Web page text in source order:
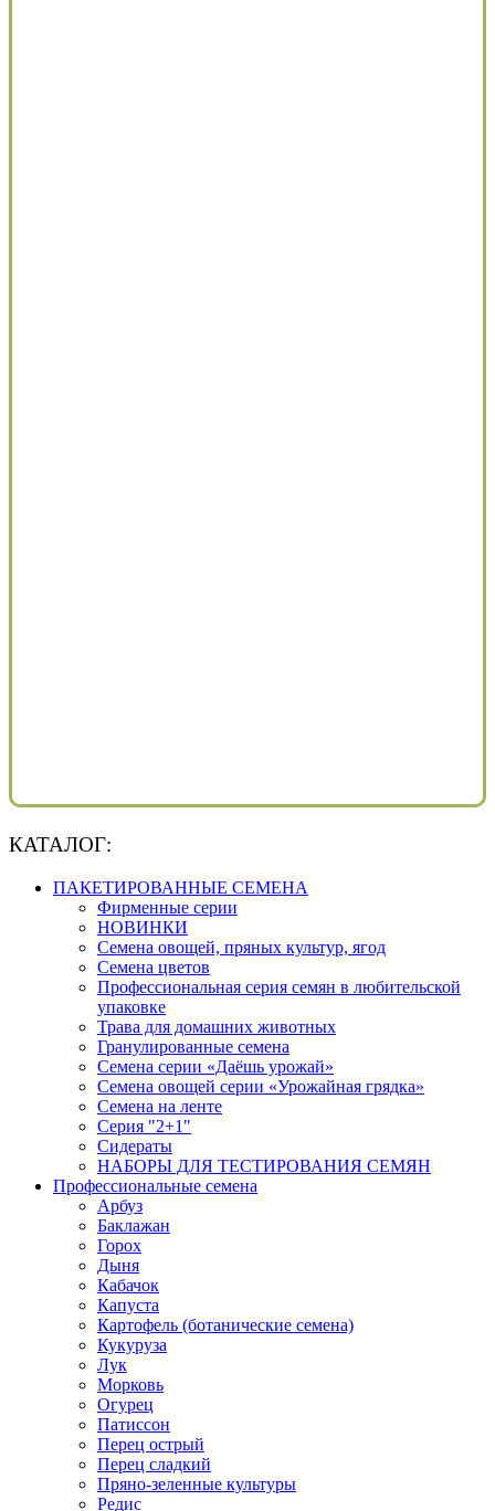
КАТАЛОГ:
ПАКЕТИРОВАННЫЕ СЕМЕНА
Фирменные серии
НОВИНКИ
Семена овощей, пряных культур, ягод
Семена цветов
Профессиональная серия семян в любительской
упаковке
Трава для домашних животных
Гранулированные семена
Семена серии «Даёшь урожай»
Семена овощей серии «Урожайная грядка»
Семена на ленте
Серия "2+1"
Сидераты
НАБОРЫ ДЛЯ ТЕСТИРОВАНИЯ СЕМЯН
Профессиональные семена
Арбуз
Баклажан
Горох
Дыня
Кабачок
Капуста
Картофель (ботанические семена)
Кукуруза
Лук
Морковь
Огурец
Патиссон
Перец острый
Перец сладкий
Пряно-зеленные культуры
Редис